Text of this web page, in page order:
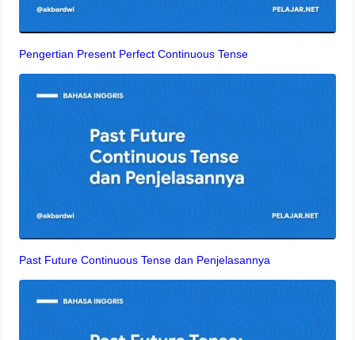
Pengertian Present Perfect Continuous Tense
Past Future Continuous Tense dan Penjelasannya